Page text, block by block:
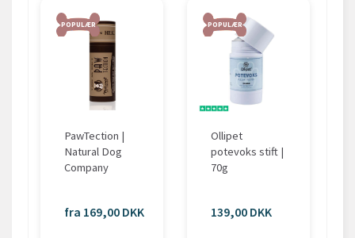
POPULÆR
PawTection |
Natural Dog
Company
fra 169,00 DKK
POPULÆR
Ollipet
potevoks stift |
70g
139,00 DKK